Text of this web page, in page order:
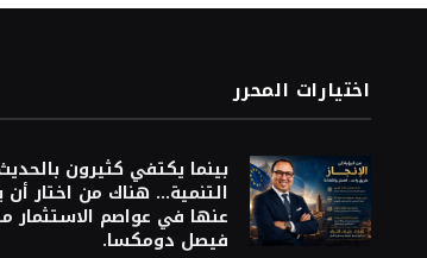
اختيارات المحرر
بينما يكتفي كثيرون
التنمية… هناك من اختار أن
عنها في عواصم الاستثمار
فيصل دومكسا.